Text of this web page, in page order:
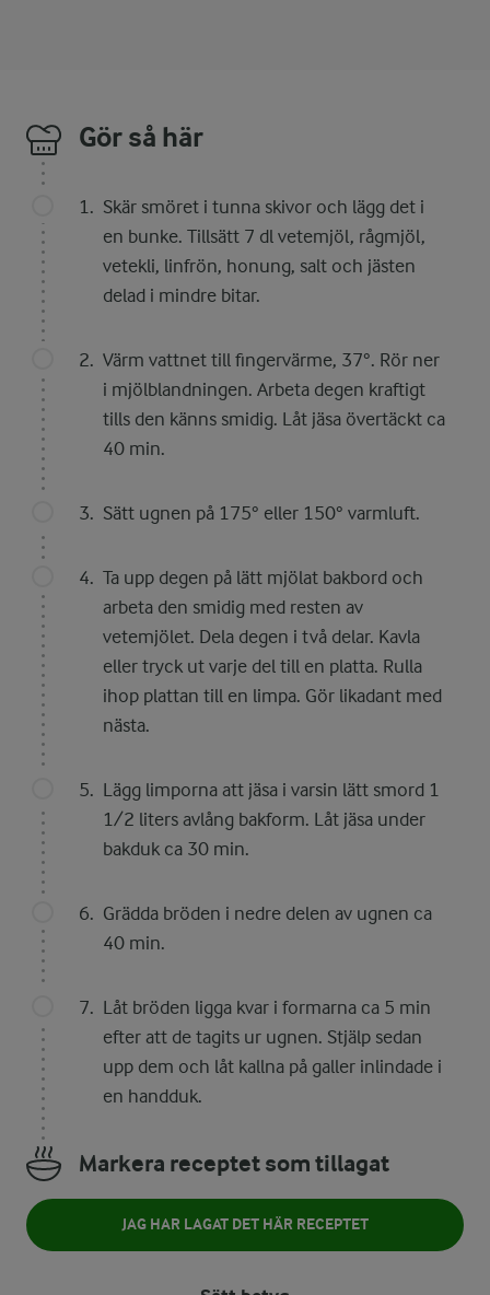
Gör så här
Skär smöret i tunna skivor och lägg det i
en bunke. Tillsätt 7 dl vetemjöl, rågmjöl,
vetekli, linfrön, honung, salt och jästen
delad i mindre bitar.
Värm vattnet till fingervärme, 37°. Rör ner
i mjölblandningen. Arbeta degen kraftigt
tills den känns smidig. Låt jäsa övertäckt ca
40 min.
Sätt ugnen på 175° eller 150° varmluft.
Ta upp degen på lätt mjölat bakbord och
arbeta den smidig med resten av
vetemjölet. Dela degen i två delar. Kavla
eller tryck ut varje del till en platta. Rulla
ihop plattan till en limpa. Gör likadant med
nästa.
Lägg limporna att jäsa i varsin lätt smord 1
1/2 liters avlång bakform. Låt jäsa under
bakduk ca 30 min.
Grädda bröden i nedre delen av ugnen ca
40 min.
Låt bröden ligga kvar i formarna ca 5 min
efter att de tagits ur ugnen. Stjälp sedan
upp dem och låt kallna på galler inlindade i
en handduk.
Markera receptet som tillagat
JAG HAR LAGAT DET HÄR RECEPTET